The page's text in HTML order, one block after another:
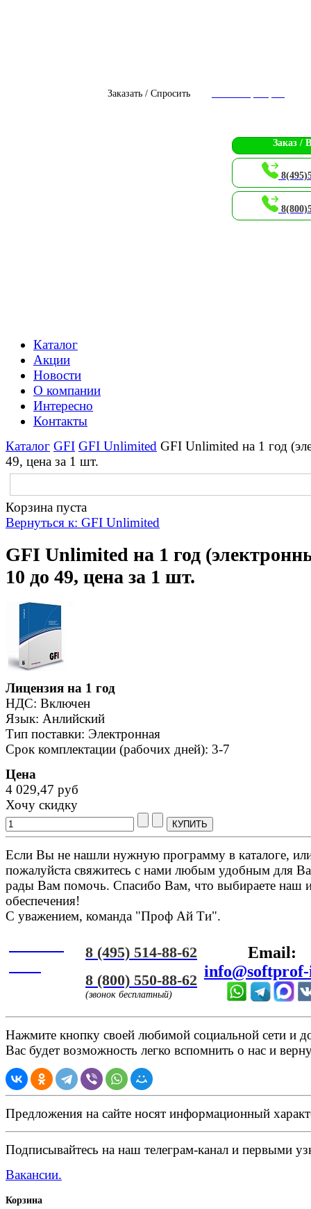
Заказать / Спросить
Заказ /
Каталог
Акции
Новости
О компании
Интересно
Контакты
Каталог GFI GFI Unlimited GFI Unlimited на 1 год
49, цена за 1 шт.
Корзина пуста
Вернуться к: GFI Unlimited
GFI Unlimited на 1 год
10 до 49, цена за 1 шт.
Лицензия на 1 год
НДС: Включен
Язык: Анлийский
Тип поставки: Электронная
Срок комплектации (рабочих дней): 3-7
Цена
4 029,47 руб
Хочу скидку
Если Вы не нашли нужную программу в каталоге,
пожалуйста свяжитесь с нами любым удобным для
рады Вам помочь. Спасибо Вам, что выбираете наш
обеспечения!
С уважением, команда "Проф Ай Ти".
8 (495) 514-88-62
8 (800) 550-88-62
(звонок бесплатный)
Email:
Нажмите кнопку своей любимой социальной сети и
Вас будет возможность легко вспомнить о нас и
Предложения на сайте носят информационный
Подписывайтесь на наш телеграм-канал и первыми
Вакансии.
Корзина